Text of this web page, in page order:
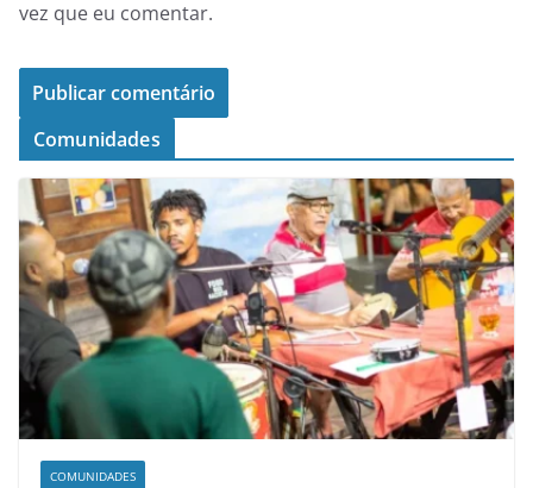
vez que eu comentar.
Comunidades
COMUNIDADES